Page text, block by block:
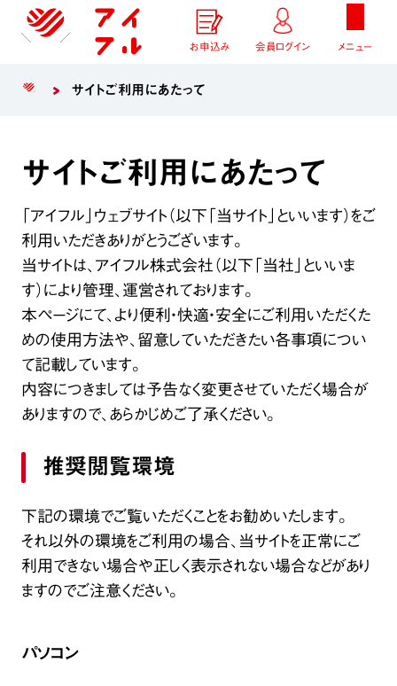
お申込み 会員ログイン メニュー
サイトご利用にあたって
サイトご利用にあたって
「アイフル」ウェブサイト（以下「当サイト」といいます）をご
利用いただきありがとうございます。
当サイトは、アイフル株式会社（以下「当社」といいま
す）により管理、運営されております。
本ページにて、より便利・快適・安全にご利用いただくた
めの使用方法や、留意していただきたい各事項につい
て記載しています。
内容につきましては予告なく変更させていただく場合が
ありますので、あらかじめご了承ください。
推奨閲覧環境
下記の環境でご覧いただくことをお勧めいたします。
それ以外の環境をご利用の場合、当サイトを正常にご
利用できない場合や正しく表示されない場合などがあり
ますのでご注意ください。
パソコン